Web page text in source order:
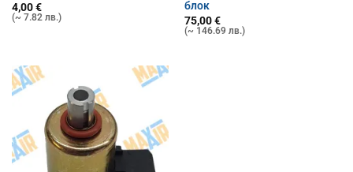
4,00€
(~ 7.82 лв.)
блок
75,00€
(~ 146.69 лв.)